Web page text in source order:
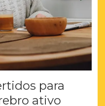
para
ativo